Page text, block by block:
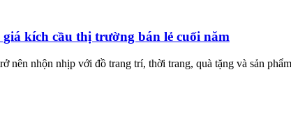
kích cầu thị trường bán lẻ cuối năm
nên nhộn nhịp với đồ trang trí, thời trang, quà tặng và sản